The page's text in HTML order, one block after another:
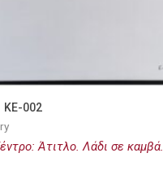
KE-002
Άτιτλο. Λάδι σε καμβά.